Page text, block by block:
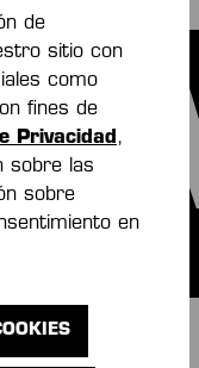
de
sitio con
como
fines de
Privacidad ,
sobre las
sobre
en